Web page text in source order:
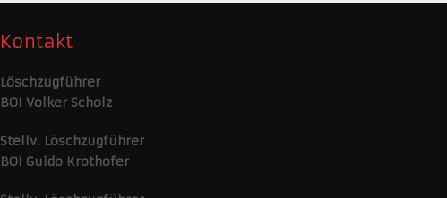
Kontakt
Löschzugführer
BOI Volker Scholz
Stellv. Löschzugführer
BOI Guido Krothofer